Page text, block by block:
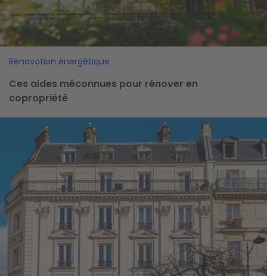
Rénovation énergétique
Ces aides méconnues pour rénover en
copropriété